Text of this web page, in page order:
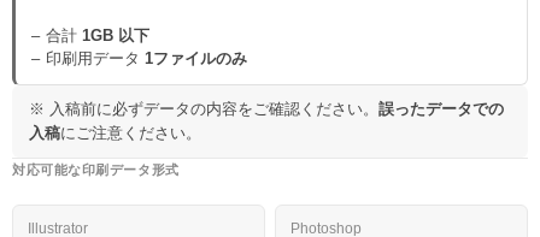
合計 1GB 以下
印刷用データ 1ファイルのみ
※ 入稿前に必ずデータの内容をご確認ください。 誤ったデータでの
入稿にご注意ください。
対応可能な印刷データ形式
Illustrator Photoshop